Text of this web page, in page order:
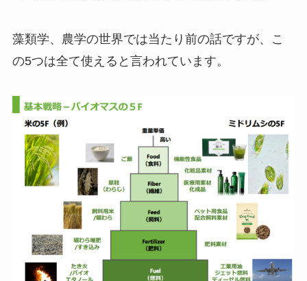
藻類学、農学の世界では当たり前の話ですが、こ
の5つは全て使えると言われています。